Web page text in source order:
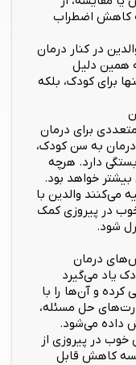
کاهش اضطراب
در کنار درمان
همین دلیل
برای کودک، بلکه
برای درمان
به سن کودک،
دارد. هرچه
بیشتر خواهد بود.
می‌کنند والدین با
در پیروزی کمک
شود.
درمان
یاد می‌گیرد
کرده و آن‌ها را با
حل مسئله،
داده می‌شود.
در پیروزی از
کاهش قابل